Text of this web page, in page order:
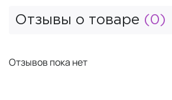
Отзывы о товаре (0)
Отзывов пока нет